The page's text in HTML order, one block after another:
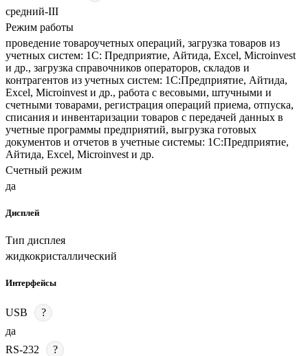
средний-III
Режим работы
проведение товароучетных операций, загрузка товаров из
учетных систем: 1С: Предприятие, Айтида, Excel, Microinvest
и др., загрузка справочников операторов, складов и
контрагентов из учетных систем: 1С:Предприятие, Айтида,
Excel, Microinvest и др., работа с весовыми, штучными и
счетными товарами, регистрация операций приема, отпуска,
списания и инвентаризации товаров с передачей данных в
учетные программы предприятий, выгрузка готовых
документов и отчетов в учетные системы: 1С:Предприятие,
Айтида, Excel, Microinvest и др.
Счетный режим
да
Дисплей
Тип дисплея
жидкокристаллический
Интерфейсы
USB
?
да
RS-232
?